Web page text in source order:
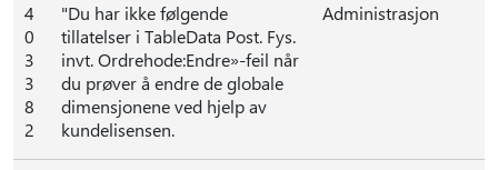
4
0
3
3
8
2
"Du har ikke følgende
tillatelser i TableData Post. Fys.
invt. Ordrehode:Endre»-feil når
du prøver å endre de globale
dimensjonene ved hjelp av
kundelisensen.
Administrasjon